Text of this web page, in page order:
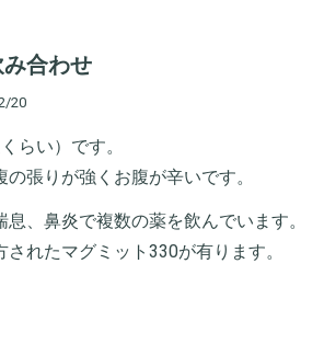
合わせ
20
らい）です。
張りが強くお腹が辛いです。
、鼻炎で複数の薬を飲んでいます。
れたマグミット330が有ります。